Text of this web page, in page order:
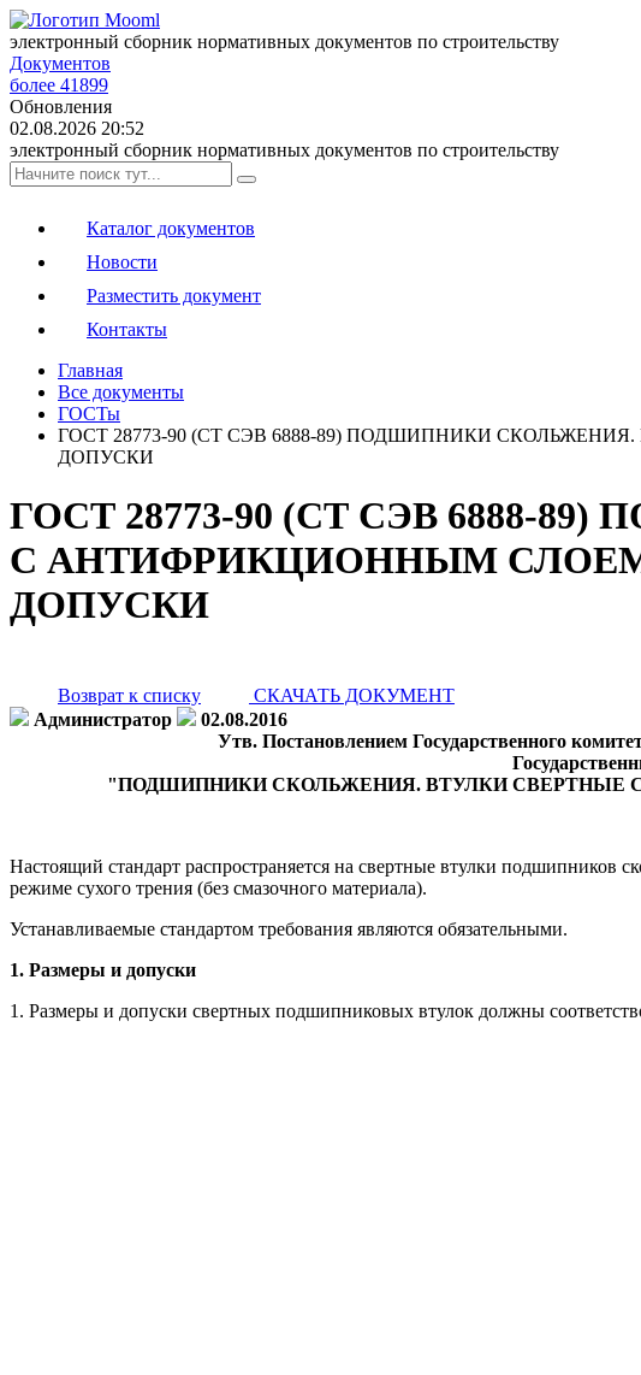
электронный сборник нормативных документов по строительству
Документов
более 41899
Обновления
02.08.2026 20:52
электронный сборник нормативных документов по строительству
Каталог документов
Новости
Разместить документ
Контакты
Главная
Все документы
ГОСТы
ГОСТ 28773-90 (СТ СЭВ 6888-89) ПОДШИПНИКИ
ДОПУСКИ
ГОСТ 28773-90 (СТ СЭВ 6888-
С АНТИФРИКЦИОННЫМ СЛОЕМ
ДОПУСКИ
Возврат к списку
СКАЧАТЬ ДОКУМЕНТ
Администратор
02.08.2016
Утв. Постановлением Государственного
"ПОДШИПНИКИ СКОЛЬЖЕНИЯ. ВТУЛКИ СВЕРТНЫЕ
Настоящий стандарт распространяется на свертные втулки подшипников
режиме сухого трения (без смазочного материала).
Устанавливаемые стандартом требования являются обязательными.
1. Размеры и допуски
1. Размеры и допуски свертных подшипниковых втулок должны